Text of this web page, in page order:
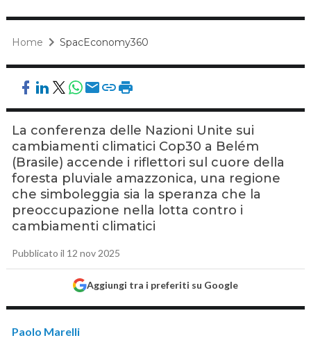
Home SpacEconomy360
La conferenza delle Nazioni Unite sui
cambiamenti climatici Cop30 a Belém
(Brasile) accende i riflettori sul cuore della
foresta pluviale amazzonica, una regione
che simboleggia sia la speranza che la
preoccupazione nella lotta contro i
cambiamenti climatici
Pubblicato il 12 nov 2025
Aggiungi tra i preferiti su Google
Paolo Marelli